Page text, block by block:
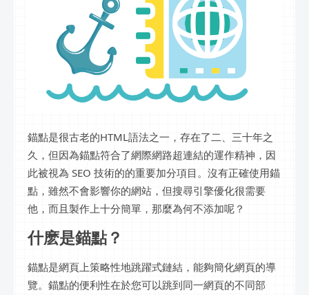
錨點是很古老的HTML語法之一，存在了二、三十年之
久，但因為錨點符合了網際網路超連結的運作精神，因
此被視為 SEO 技術的的重要加分項目。沒有正確使用錨
點，雖然不會影響你的網站，但搜尋引擎優化很需要
他，而且製作上十分簡單，那麼為何不添加呢？
什麽是錨點？
錨點是網頁上策略性地跳躍式鏈結，能夠簡化網頁的導
覽。錨點的便利性在於您可以跳到同一網頁的不同部